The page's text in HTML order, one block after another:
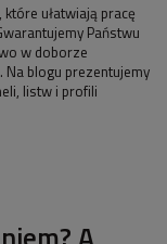
ułatwiają pracę
Państwu
w doborze
blogu prezentujemy
listw i profili